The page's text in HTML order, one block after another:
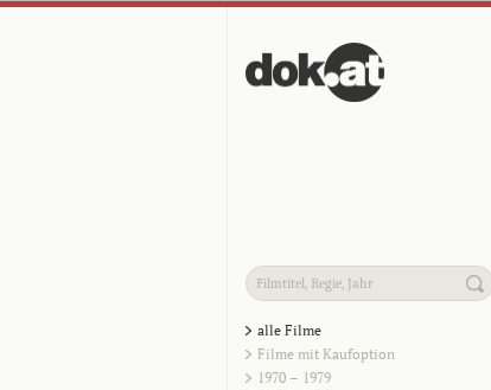
alle Filme
Filme mit Kaufoption
1970 – 1979